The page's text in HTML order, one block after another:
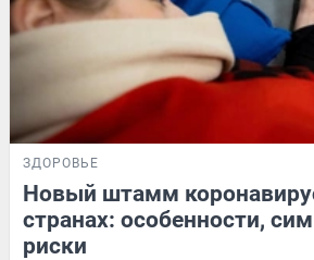
ЗДОРОВЬЕ
Новый штамм
странах: особенности,
риски